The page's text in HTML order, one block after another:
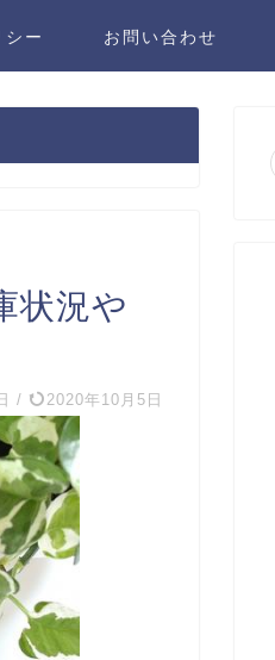
ー お問い合わせ
状況や
/ 2020年10月5日